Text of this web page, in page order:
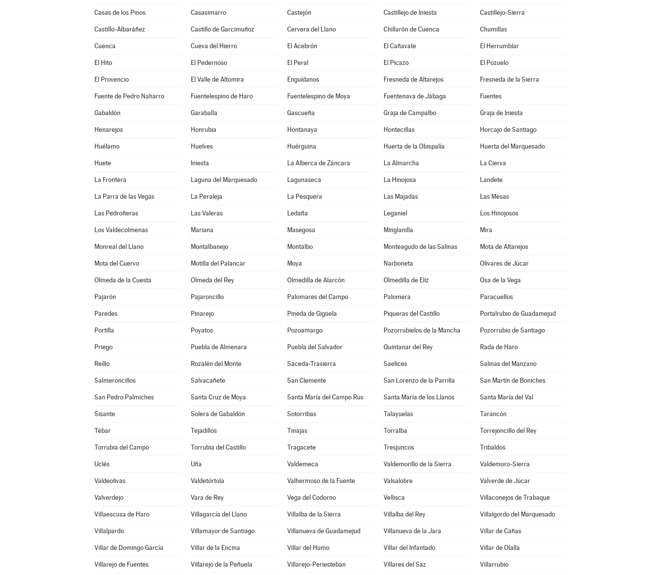
Casas de los Pinos Casasimarro Castejón Castillejo de Iniesta Castillejo-Sierra
Castillo-Albaráñez Castillo de Garcimuñoz Cervera del Llano Chillarón de Cuenca Chumillas
Cuenca Cueva del Hierro El Acebrón El Cañavate El Herrumblar
El Hito El Pedernoso El Peral El Picazo El Pozuelo
El Provencio El Valle de Altomira Enguídanos Fresneda de Altarejos Fresneda de la Sierra
Fuente de Pedro Naharro Fuentelespino de Haro Fuentelespino de Moya Fuentenava de Jábaga Fuentes
Gabaldón Garaballa Gascueña Graja de Campalbo Graja de Iniesta
Henarejos Honrubia Hontanaya Hontecillas Horcajo de Santiago
Huélamo Huelves Huérguina Huerta de la Obispalía Huerta del Marquesado
Huete Iniesta La Alberca de Záncara La Almarcha La Cierva
La Frontera Laguna del Marquesado Lagunaseca La Hinojosa Landete
La Parra de las Vegas La Peraleja La Pesquera Las Majadas Las Mesas
Las Pedroñeras Las Valeras Ledaña Leganiel Los Hinojosos
Los Valdecolmenas Mariana Masegosa Minglanilla Mira
Monreal del Llano Montalbanejo Montalbo Monteagudo de las Salinas Mota de Altarejos
Mota del Cuervo Motilla del Palancar Moya Narboneta Olivares de Júcar
Olmeda de la Cuesta Olmeda del Rey Olmedilla de Alarcón Olmedilla de Eliz Osa de la Vega
Pajarón Pajaroncillo Palomares del Campo Palomera Paracuellos
Paredes Pinarejo Pineda de Gigüela Piqueras del Castillo Portalrubio de Guadamejud
Portilla Poyatos Pozoamargo Pozorrubielos de la Mancha Pozorrubio de Santiago
Priego Puebla de Almenara Puebla del Salvador Quintanar del Rey Rada de Haro
Reíllo Rozalén del Monte Saceda-Trasierra Saelices Salinas del Manzano
Salmeroncillos Salvacañete San Clemente San Lorenzo de la Parrilla San Martín de Boniches
San Pedro Palmiches Santa Cruz de Moya Santa María del Campo Rus Santa María de los Llanos Santa María del Val
Sisante Solera de Gabaldón Sotorribas Talayuelas Tarancón
Tébar Tejadillos Tinajas Torralba Torrejoncillo del Rey
Torrubia del Campo Torrubia del Castillo Tragacete Tresjuncos Tribaldos
Uclés Uña Valdemeca Valdemorillo de la Sierra Valdemoro-Sierra
Valdeolivas Valdetórtola Valhermoso de la Fuente Valsalobre Valverde de Júcar
Valverdejo Vara de Rey Vega del Codorno Vellisca Villaconejos de Trabaque
Villaescusa de Haro Villagarcía del Llano Villalba de la Sierra Villalba del Rey Villalgordo del Marquesado
Villalpardo Villamayor de Santiago Villanueva de Guadamejud Villanueva de la Jara Villar de Cañas
Villar de Domingo García Villar de la Encina Villar del Humo Villar del Infantado Villar de Olalla
Villarejo de Fuentes Villarejo de la Peñuela Villarejo-Periesteban Villares del Saz Villarrubio